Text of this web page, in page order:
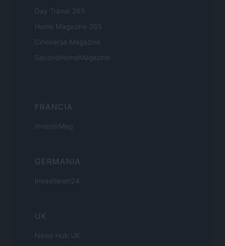
Day Travel 365
Home Magazine 365
Cineverse Magazine
SecondHomeMagazine
FRANCIA
InvestirMag
GERMANIA
Investieren24
UK
News Hub UK